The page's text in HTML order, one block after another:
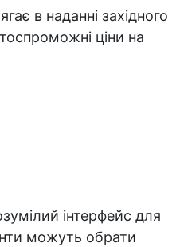
в наданні західного
ціни на
інтерфейс для
можуть обрати